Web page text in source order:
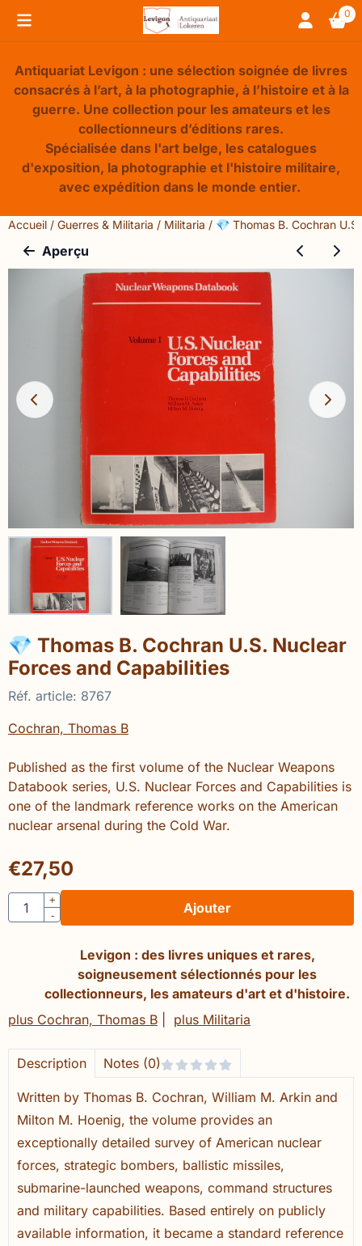
Préférences de cookies disponibles. Choisissez les 0
Antiquariat Levigon : une sélection soignée de livres
consacrés à l’art, à la photographie, à l’histoire et à la
guerre. Une collection pour les amateurs et les
collectionneurs d’éditions rares.
Spécialisée dans l'art belge, les catalogues
d'exposition, la photographie et l'histoire militaire,
avec expédition dans le monde entier.
Accueil / Guerres & Militaria / Militaria / 💎 Thomas B. Cochran
Aperçu
💎 Thomas B. Cochran U.S. Nuclear
Forces and Capabilities
Réf. article: 8767
Cochran, Thomas B
Published as the first volume of the Nuclear Weapons
Databook series, U.S. Nuclear Forces and Capabilities is
one of the landmark reference works on the American
nuclear arsenal during the Cold War.
€27,50
Quantité
+
-
Ajouter
Levigon : des livres uniques et rares,
soigneusement sélectionnés pour les
collectionneurs, les amateurs d'art et d'histoire.
plus Cochran, Thomas B
plus Militaria
Description Notes (0)
Written by Thomas B. Cochran, William M. Arkin and
Milton M. Hoenig, the volume provides an
exceptionally detailed survey of American nuclear
forces, strategic bombers, ballistic missiles,
submarine-launched weapons, command structures
and military capabilities. Based entirely on publicly
available information, it became a standard reference